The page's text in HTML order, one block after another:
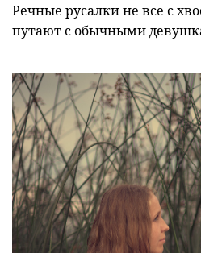
Речные русалки не все с
путают с обычными